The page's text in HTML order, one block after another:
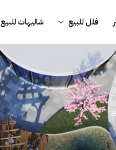
فلل للبيع شاليهات للبيع